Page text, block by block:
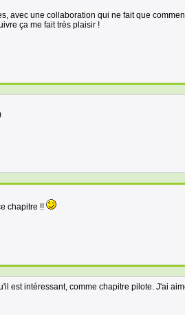
avec une collaboration qui ne fait que
ça me fait très plaisir !
chapitre !!
est intéressant, comme chapitre pilote. J'ai